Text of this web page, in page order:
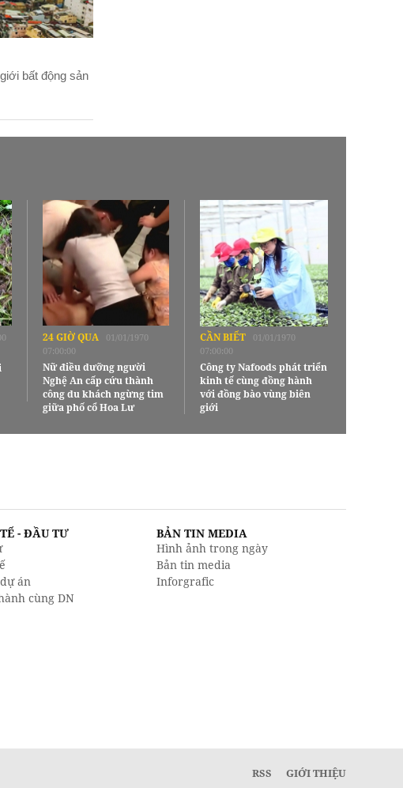
bất động sản
24 GIỜ QUA
01/01/1970
07:00:00
Nữ điều dưỡng người
Nghệ An cấp cứu thành
công du khách ngừng tim
giữa phố cổ Hoa Lư
CẦN BIẾT
01/01/1970
07:00:00
Công ty Nafoods phát triển
kinh tế cùng đồng hành
với đồng bào vùng biên
giới
- ĐẦU TƯ
án
cùng DN
BẢN TIN MEDIA
Hình ảnh trong ngày
Bản tin media
Inforgrafic
RSS GIỚI THIỆU